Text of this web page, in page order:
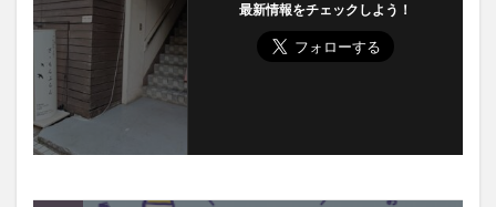
最新情報をチェックしよう！